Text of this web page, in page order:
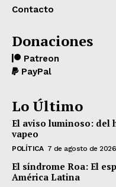
Contacto
Donaciones
Patreon
PayPal
Lo Último
El aviso luminoso: del
vapeo
POLÍTICA 7 de agosto de 2026
El síndrome Roa: El
América Latina